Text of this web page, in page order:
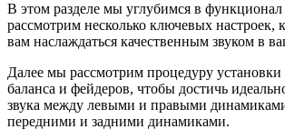
В этом разделе мы углубимся в
рассмотрим несколько ключевых настроек,
вам наслаждаться качественным звуком в
Далее мы рассмотрим процедуру
баланса и фейдеров, чтобы достичь
звука между левыми и правыми
передними и задними динамиками.